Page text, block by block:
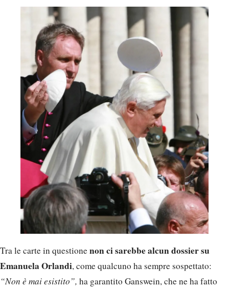
Tra le carte in questionenon ci sarebbe alcun dossier su
Emanuela Orlandi, come qualcuno ha sempre sospettato:
“Non è mai esistito”, ha garantito Ganswein, che ne ha fatto